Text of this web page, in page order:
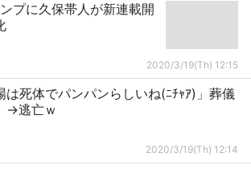
プに久保帯人が新連載開
2020/3/19(Th) 12:15
は死体でパンパンらしいね(ﾆﾁｬｱ)」葬儀
→逃亡ｗ
2020/3/19(Th) 12:14